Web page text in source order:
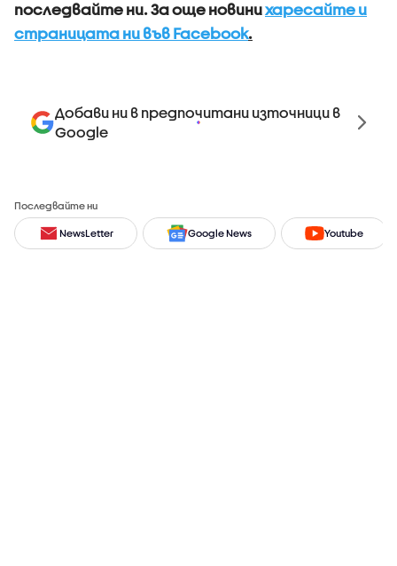
последвайте ни.За още новинихаресайте и
страницата ни във Facebook.
Добави ни в предпочитани източници в
Google
Последвайте ни
NewsLetter Google News Youtube